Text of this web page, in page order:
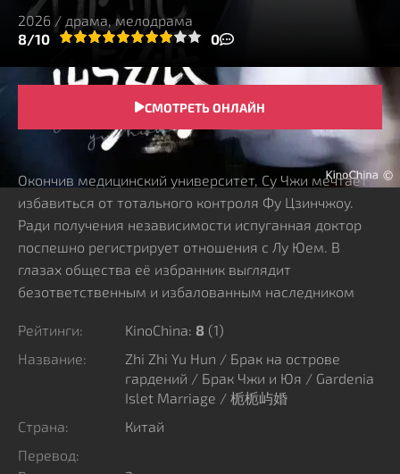
2026 / драма, мелодрама
8/10
4 5 6 7 8 9 10 0
СМОТРЕТЬ ОНЛАЙН
Окончив медицинский университет, Су Чжи мечтает
избавиться от тотального контроля Фу Цзинчжоу.
Ради получения независимости испуганная доктор
поспешно регистрирует отношения с Лу Юем. В
глазах общества её избранник выглядит
безответственным и избалованным наследником
фальшивой личиной прячется надежный
покровитель, способный укрыть спутницу от любых
Опираясь на фиктивное замужество, беглянка
начинает копаться в жутких семейных тайнах. Чистое
сердце и регулярная помощь со стороны суженого
заставляют растаять холодную натуру девушки.
Рейтинги: KinoChina: 8 (1)
Название:
Zhi Zhi Yu Hun / Брак на острове
гардений / Брак Чжи и Юя / Gardenia
Islet Marriage / 栀栀屿婚
Страна:
Китай
Перевод: